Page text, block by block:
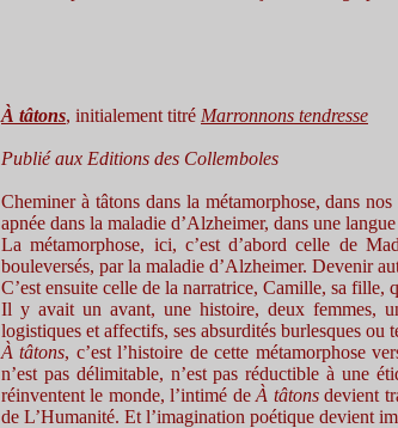
À tâtons, initialement titré Marronnons tendresse
Publié aux Editions des Collemboles
Cheminer à tâtons dans la métamorphose, dans
apnée dans la maladie d’Alzheimer, dans une
La métamorphose, ici, c’est d’abord celle de
bouleversés, par la maladie d’Alzheimer. Devenir
C’est ensuite celle de la narratrice, Camille, sa fille,
Il y avait un avant, une histoire, deux femmes,
logistiques et affectifs, ses absurdités burlesques ou
À tâtons, c’est l’histoire de cette métamorphose
n’est pas délimitable, n’est pas réductible à une
réinventent le monde, l’intimé deÀ tâtonsdevient
de L’Humanité. Et l’imagination poétique devient